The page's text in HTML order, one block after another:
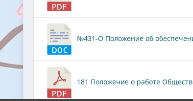
№431-О Положение об
181 Положение о работе